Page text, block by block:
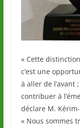
« Cette
c’est une
à aller de l’avant
contribuer à
déclare M.
« Nous sommes